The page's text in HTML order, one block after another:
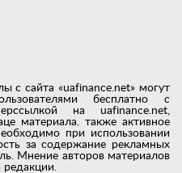
с сайта «uafinance.net» могут
бесплатно с
на uafinance.net,
материала. также активное
при использовании
за содержание рекламных
Мнение авторов материалов
редакции.